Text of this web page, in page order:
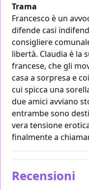
Trama
Francesco è un
difende casi
consigliere
libertà. Claudia è la
francese, che gli
casa a sorpresa e
cui spicca una
due amici avviano
entrambe sono
vera tensione
finalmente a
Recensioni